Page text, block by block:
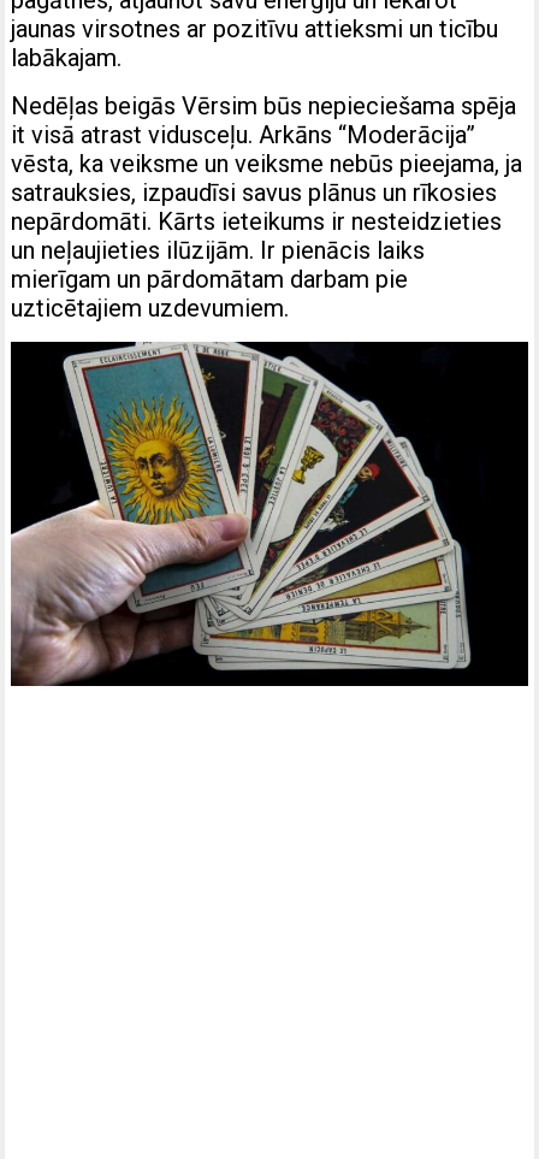
jaunas virsotnes ar pozitīvu attieksmi un ticību
labākajam.
Nedēļas beigās Vērsim būs nepieciešama spēja
it visā atrast vidusceļu. Arkāns “Moderācija”
vēsta, ka veiksme un veiksme nebūs pieejama, ja
satrauksies, izpaudīsi savus plānus un rīkosies
nepārdomāti. Kārts ieteikums ir nesteidzieties
un neļaujieties ilūzijām. Ir pienācis laiks
mierīgam un pārdomātam darbam pie
uzticētajiem uzdevumiem.